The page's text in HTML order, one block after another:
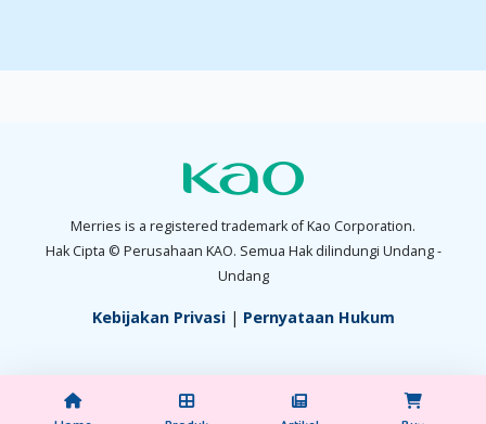
Merries is a registered trademark of Kao Corporation.
Hak Cipta © Perusahaan KAO. Semua Hak dilindungi Undang -
Undang
Kebijakan Privasi| Pernyataan Hukum